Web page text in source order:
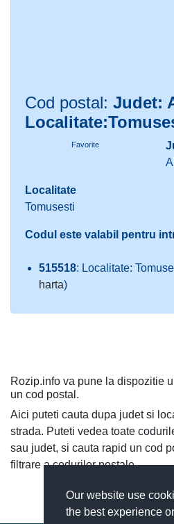
Our website use
the best experience
Cod postal: Judet:
Favorite
Localitate
Tomusesti
Codul este valabil pentru
515518: Localitate:
harta)
Rozip.info va pune la dispozitie
un cod postal.
Aici puteti cauta dupa judet si
strada. Puteti vedea toate
sau judet, si cauta rapid un cod
filtrare a codurilor postale.